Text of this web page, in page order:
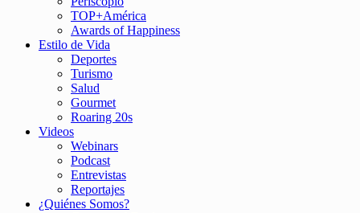
TOP+América
Awards of Happiness
Estilo de Vida
Deportes
Turismo
Salud
Gourmet
Roaring 20s
Videos
Webinars
Podcast
Entrevistas
Reportajes
¿Quiénes Somos?